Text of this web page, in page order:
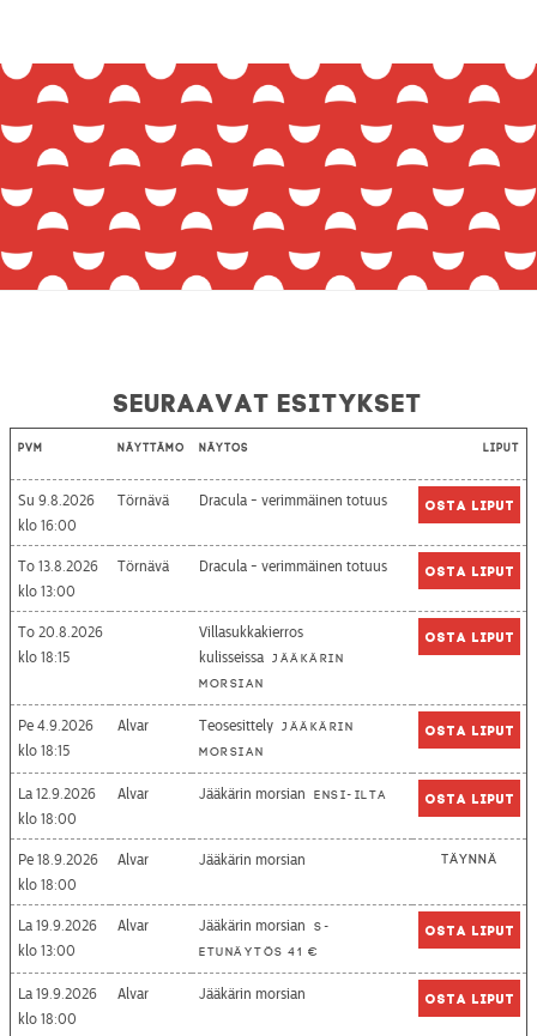
Seuraavat esitykset
Pvm Näyttämö Näytös Liput
Su 9.8.2026
16:00
Törnävä Dracula - verimmäinen totuus Osta liput
To 13.8.2026
13:00
Törnävä Dracula - verimmäinen totuus Osta liput
To 20.8.2026
18:15
Villasukkakierros
kulisseissa Jääkärin
morsian
Osta liput
Pe 4.9.2026
18:15
Alvar Teosesittely Jääkärin
morsian
Osta liput
La 12.9.2026
18:00
Alvar Jääkärin morsian Ensi-ilta Osta liput
Pe 18.9.2026
18:00
Alvar Jääkärin morsian Täynnä
La 19.9.2026
13:00
Alvar Jääkärin morsian
S-
etunäytös 41 €
Osta liput
La 19.9.2026
18:00
Alvar Jääkärin morsian Osta liput